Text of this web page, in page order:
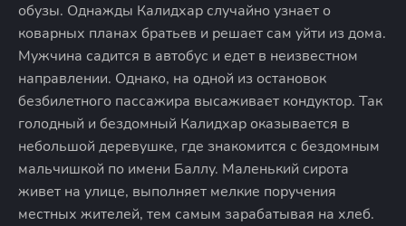
обузы. Однажды Калидхар случайно узнает о
коварных планах братьев и решает сам уйти из дома.
Мужчина садится в автобус и едет в неизвестном
направлении. Однако, на одной из остановок
безбилетного пассажира высаживает кондуктор. Так
голодный и бездомный Калидхар оказывается в
небольшой деревушке, где знакомится с бездомным
мальчишкой по имени Баллу. Маленький сирота
живет на улице, выполняет мелкие поручения
местных жителей, тем самым зарабатывая на хлеб.